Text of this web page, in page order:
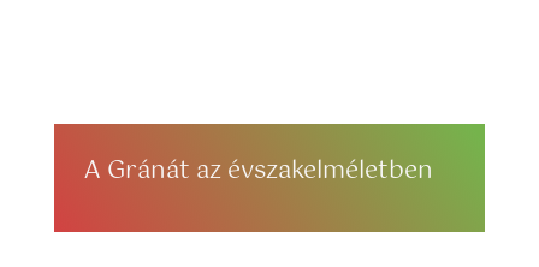
A Gránát az évszakelméletben